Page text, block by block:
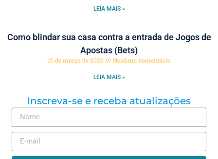
LEIA MAIS »
Como blindar sua casa contra a entrada de Jogos de
Apostas (Bets)
10 de março de 2026 Nenhum comentário
LEIA MAIS »
Inscreva-se e receba atualizações